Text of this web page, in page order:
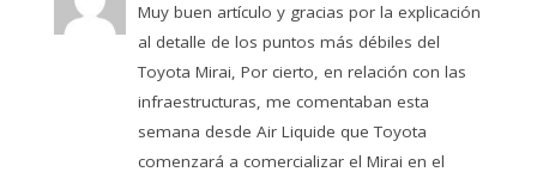
Muy buen artículo y gracias por la explicación
al detalle de los puntos más débiles del
Toyota Mirai, Por cierto, en relación con las
infraestructuras, me comentaban esta
semana desde Air Liquide que Toyota
comenzará a comercializar el Mirai en el